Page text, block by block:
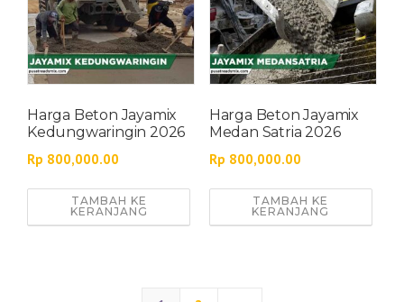
Harga Beton Jayamix
Kedungwaringin 2026
Rp 800,000.00
TAMBAH KE
KERANJANG
Harga Beton Jayamix
Medan Satria 2026
Rp 800,000.00
TAMBAH KE
KERANJANG